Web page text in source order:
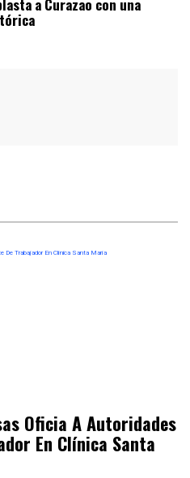
a Curazao con una
Oficia A Autoridades
En Clínica Santa